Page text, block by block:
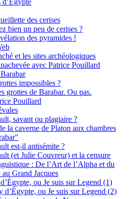
des cerises
bien un peu de cerises ?
des pyramides !
et les sites archéologiques
avec Patrice Pouillard
impossibles ?
grottes de Barabar. Ou pas.
Pouillard
savant ou plagiaire ?
la caverne de Platon aux chambres
est-il antisémite ?
(et Julie Couvreur) et la censure
: De l’Art de l’Alpha et du
Grand Jacques
ou Je suis sur Legend (1)
d’Égypte, ou Je suis sur Legend (2)